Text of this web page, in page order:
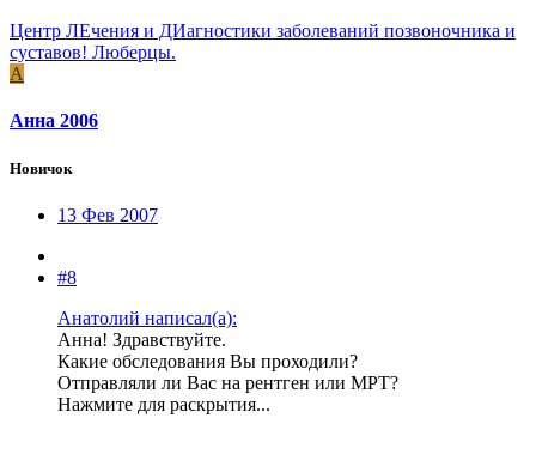
Центр ЛЕчения и ДИагностики заболеваний позвоночника и
суставов! Люберцы.
А
Анна 2006
Новичок
13 Фев 2007
#8
Анатолий написал(а):
Анна! Здравствуйте.
Какие обследования Вы проходили?
Отправляли ли Вас на рентген или МРТ?
Нажмите для раскрытия...